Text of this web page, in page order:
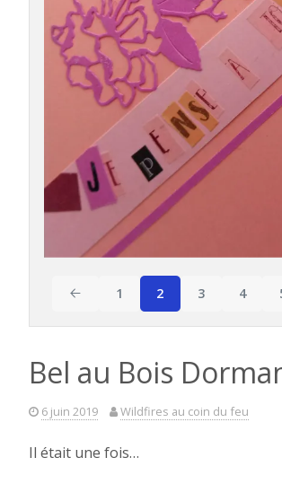
Date
1 2 3 4
Bel au Bois
6 juin 2019 Wildfires au coin du feu
Il était une fois…